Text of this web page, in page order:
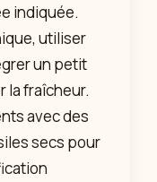
indiquée.
utiliser
un petit
la fraîcheur.
avec des
secs pour